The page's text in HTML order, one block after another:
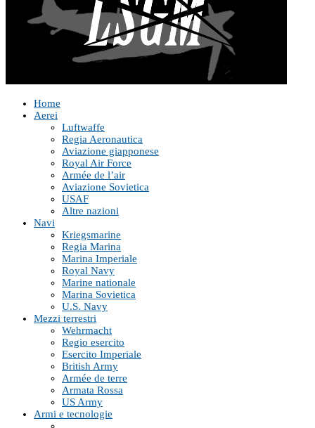
Home
Aerei
Luftwaffe
Regia Aeronautica
Aviazione giapponese
Royal Air Force
Armée de l’air
Aviazione Sovietica
USAF
Altre nazioni
Navi
Kriegsmarine
Regia Marina
Marina Imperiale
Royal Navy
Marine nationale
Marina Sovietica
U.S. Navy
Mezzi terrestri
Wehrmacht
Regio esercito
Esercito Imperiale
British Army
Armée de terre
Armata Rossa
US Army
Armi e tecnologie